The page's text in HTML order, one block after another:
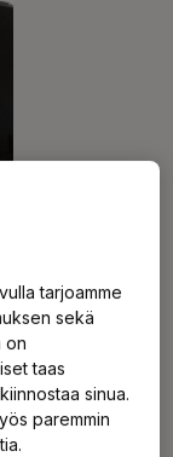
jossa hän
vt.
uran OP
tarjoamme
sekä
on
taas
sinua.
paremmin